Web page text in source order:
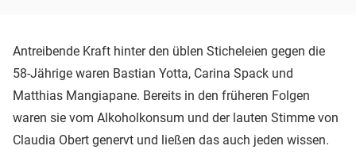
Antreibende Kraft hinter den üblen Sticheleien gegen die
58-Jährige waren Bastian Yotta, Carina Spack und
Matthias Mangiapane. Bereits in den früheren Folgen
waren sie vom Alkoholkonsum und der lauten Stimme von
Claudia Obert genervt und ließen das auch jeden wissen.